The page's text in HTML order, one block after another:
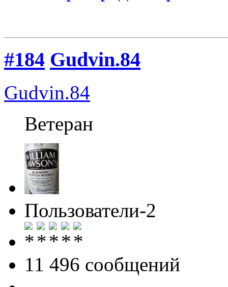
#184 Gudvin.84
Gudvin.84
Ветеран
Пользователи-2
11 496 cообщений